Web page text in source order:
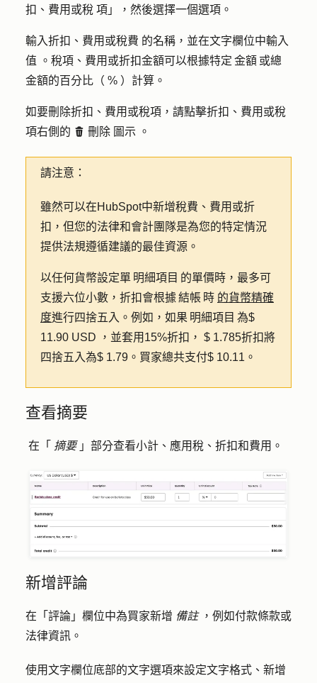
扣、費用或稅 項」，然後選擇一個選項 。
輸入折扣、費用或稅費 的名稱 ，並在文字欄位中輸入
值 。稅項、費用或折扣金額可以根據特定 金額 或總
金額的百分比（ % ）計算。
如要刪除折扣、費用或稅項，請點擊折扣、費用或稅
項右側的 delete 刪除 圖示 。
請注意：
雖然可以在HubSpot中新增稅費、費用或折
扣，但您的法律和會計團隊是為您的特定情況
提供法規遵循建議的最佳資源。
以任何貨幣設定單 明細項目 的單價時，最多可
支援六位小數，折扣會根據 結帳 時 的貨幣精確
度進行四捨五入。例如，如果 明細項目 為$
11.90 USD ，並套用15%折扣， $ 1.785折扣將
四捨五入為$ 1.79。買家總共支付$ 10.11。
查看摘要
在「 摘要」部分查看小計、應用稅、折扣和費用。
新增評論
在「評論」欄位中為買家新增 備註，例如付款條款或
法律資訊。
使用文字欄位底部的文字選項來設定文字格式、新增